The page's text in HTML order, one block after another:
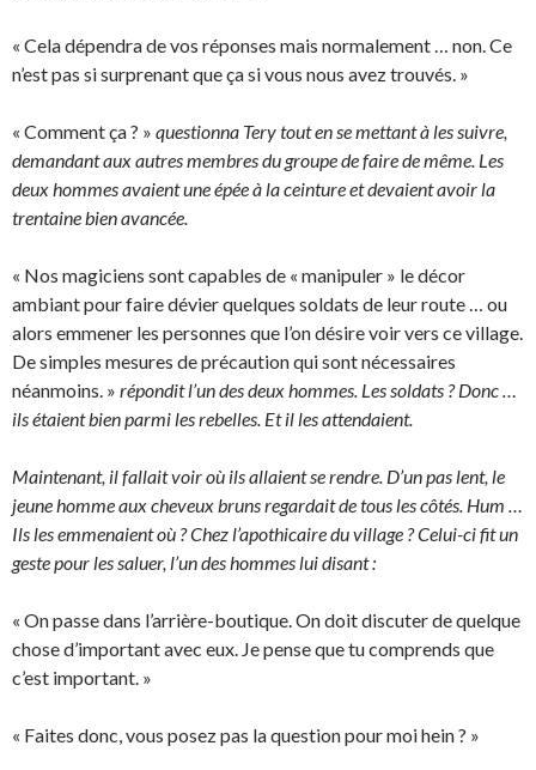
« Cela dépendra de vos réponses mais normalement … non. Ce
n’est pas si surprenant que ça si vous nous avez trouvés. »
« Comment ça ? » questionna Tery tout en se mettant à les suivre,
demandant aux autres membres du groupe de faire de même. Les
deux hommes avaient une épée à la ceinture et devaient avoir la
trentaine bien avancée.
« Nos magiciens sont capables de « manipuler » le décor
ambiant pour faire dévier quelques soldats de leur route … ou
alors emmener les personnes que l’on désire voir vers ce village.
De simples mesures de précaution qui sont nécessaires
néanmoins. » répondit l’un des deux hommes. Les soldats ? Donc …
ils étaient bien parmi les rebelles. Et il les attendaient.
Maintenant, il fallait voir où ils allaient se rendre. D’un pas lent, le
jeune homme aux cheveux bruns regardait de tous les côtés. Hum …
Ils les emmenaient où ? Chez l’apothicaire du village ? Celui-ci fit un
geste pour les saluer, l’un des hommes lui disant :
« On passe dans l’arrière-boutique. On doit discuter de quelque
chose d’important avec eux. Je pense que tu comprends que
c’est important. »
« Faites donc, vous posez pas la question pour moi hein ? »